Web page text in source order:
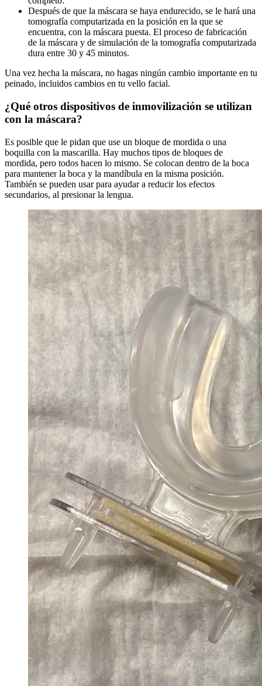
Después de que la máscara se haya endurecido, se le hará una
tomografía computarizada en la posición en la que se
encuentra, con la máscara puesta. El proceso de fabricación
de la máscara y de simulación de la tomografía computarizada
dura entre 30 y 45 minutos.
Una vez hecha la máscara, no hagas ningún cambio importante en tu
peinado, incluidos cambios en tu vello facial.
¿Qué otros dispositivos de inmovilización se utilizan
con la máscara?
Es posible que le pidan que use un bloque de mordida o una
boquilla con la mascarilla. Hay muchos tipos de bloques de
mordida, pero todos hacen lo mismo. Se colocan dentro de la boca
para mantener la boca y la mandíbula en la misma posición.
También se pueden usar para ayudar a reducir los efectos
secundarios, al presionar la lengua.